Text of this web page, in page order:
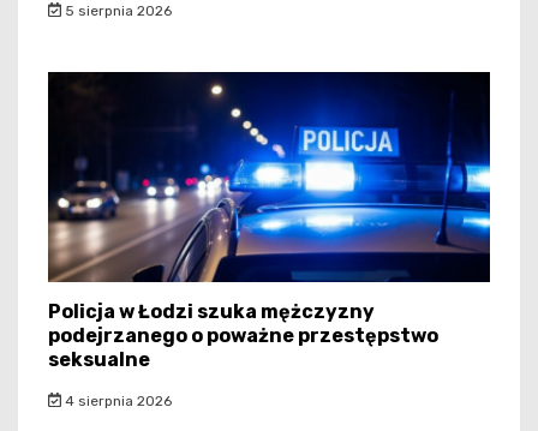
5 sierpnia 2026
Policja w Łodzi szuka mężczyzny
podejrzanego o poważne przestępstwo
seksualne
4 sierpnia 2026